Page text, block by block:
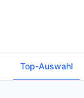
Top-Auswahl